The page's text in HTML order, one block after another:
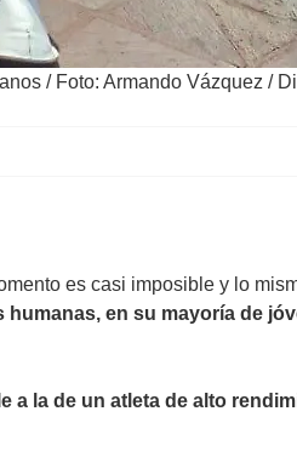
/ Foto: Armando Vázquez /
es casi imposible y lo
en su mayoría de
a la de un atleta de alto